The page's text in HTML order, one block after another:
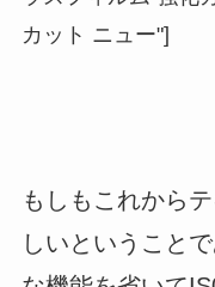
カット ニュー"]
もしもこれから
しいということ